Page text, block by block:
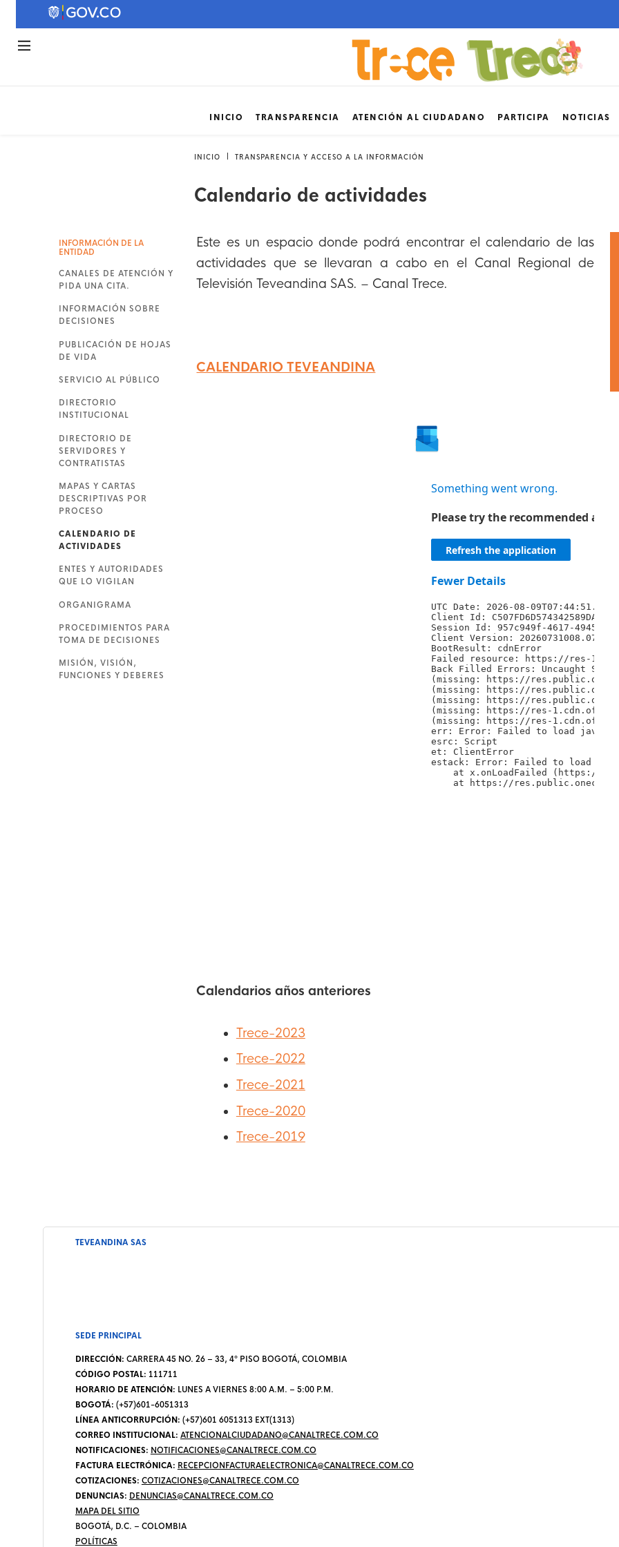
INICIO TRANSPARENCIA ATENCIÓN AL CIUDADANO PARTICIPA NOTICIAS
INICIO TRANSPARENCIA Y ACCESO A LA INFORMACIÓN
Calendario de actividades
INFORMACIÓN DE LA
ENTIDAD
CANALES DE ATENCIÓN Y
PIDA UNA CITA.
INFORMACIÓN SOBRE
DECISIONES
PUBLICACIÓN DE HOJAS
DE VIDA
SERVICIO AL PÚBLICO
DIRECTORIO
INSTITUCIONAL
DIRECTORIO DE
SERVIDORES Y
CONTRATISTAS
MAPAS Y CARTAS
DESCRIPTIVAS POR
PROCESO
CALENDARIO DE
ACTIVIDADES
ENTES Y AUTORIDADES
QUE LO VIGILAN
ORGANIGRAMA
PROCEDIMIENTOS PARA
TOMA DE DECISIONES
MISIÓN, VISIÓN,
FUNCIONES Y DEBERES
Este es un espacio donde podrá encontrar el calendario de las
actividades que se llevaran a cabo en el Canal Regional de
Televisión Teveandina SAS. – Canal Trece.
CALENDARIO TEVEANDINA
Calendarios años anteriores
Trece-2023
Trece-2022
Trece-2021
Trece-2020
Trece-2019
TEVEANDINA SAS
SEDE PRINCIPAL
DIRECCIÓN: CARRERA 45 NO. 26 – 33, 4º PISO BOGOTÁ, COLOMBIA
CÓDIGO POSTAL: 111711
HORARIO DE ATENCIÓN: LUNES A VIERNES 8:00 A.M. – 5:00 P.M.
BOGOTÁ: (+57)601-6051313
LÍNEA ANTICORRUPCIÓN: (+57)601 6051313 EXT(1313)
CORREO INSTITUCIONAL: ATENCIONALCIUDADANO@CANALTRECE.COM.CO
NOTIFICACIONES: NOTIFICACIONES@CANALTRECE.COM.CO
FACTURA ELECTRÓNICA: RECEPCIONFACTURAELECTRONICA@CANALTRECE.COM.CO
COTIZACIONES: COTIZACIONES@CANALTRECE.COM.CO
DENUNCIAS: DENUNCIAS@CANALTRECE.COM.CO
MAPA DEL SITIO
BOGOTÁ, D.C. – COLOMBIA
POLÍTICAS